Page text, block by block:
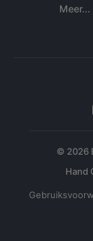
Meer...
© 2026